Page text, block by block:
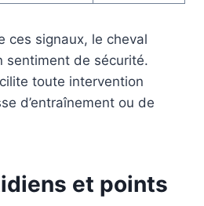
ces signaux, le cheval
sentiment de sécurité.
toute intervention
d’entraînement ou de
et points